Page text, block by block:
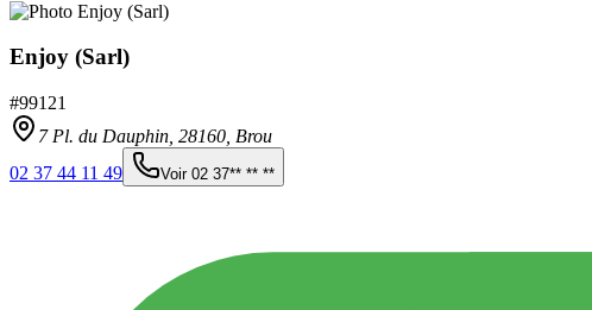
Enjoy (Sarl)
#99121
7 Pl. du Dauphin, 28160 Brou
02 37 44 11 49
Voir 02 37** ** **